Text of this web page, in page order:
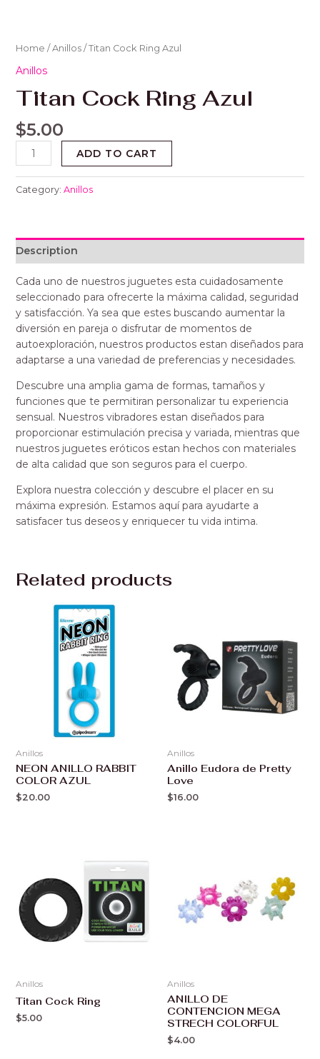
Home /Anillos/ Titan Cock Ring Azul
Anillos
Titan Cock Ring Azul
$5.00
ADD TO CART
Category: Anillos
Description
Cada uno de nuestros juguetes esta cuidadosamente
seleccionado para ofrecerte la máxima calidad, seguridad
y satisfacción. Ya sea que estes buscando aumentar la
diversión en pareja o disfrutar de momentos de
autoexploración, nuestros productos estan diseñados para
adaptarse a una variedad de preferencias y necesidades.
Descubre una amplia gama de formas, tamaños y
funciones que te permitiran personalizar tu experiencia
sensual. Nuestros vibradores estan diseñados para
proporcionar estimulación precisa y variada, mientras que
nuestros juguetes eróticos estan hechos con materiales
de alta calidad que son seguros para el cuerpo.
Explora nuestra colección y descubre el placer en su
máxima expresión. Estamos aquí para ayudarte a
satisfacer tus deseos y enriquecer tu vida intima.
Related products
Anillos
NEON ANILLO RABBIT
COLOR AZUL
$20.00
Anillos
Anillo Eudora de Pretty
Love
$16.00
Anillos
Titan Cock Ring
$5.00
Anillos
ANILLO DE
CONTENCION MEGA
STRECH COLORFUL
$4.00